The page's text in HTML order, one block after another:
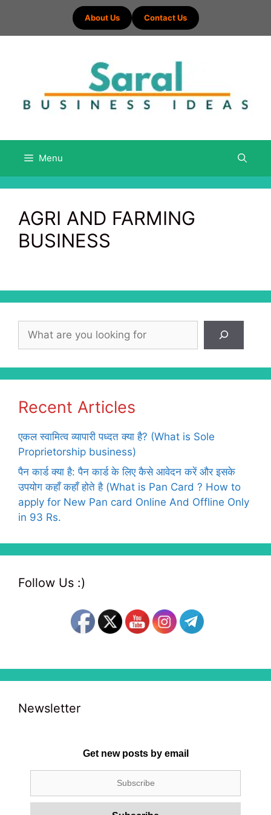
content
About Us Contact Us
Menu
AGRI AND FARMING
BUSINESS
Recent Articles
एकल स्वामित्व व्यापारी पध्दत क्या है? (What is Sole
Proprietorship business)
पैन कार्ड क्या है: पैन कार्ड के लिए कैसे आवेदन करें और इसके
उपयोग कहाँ कहाँ होते है (What is Pan Card ? How to
apply for New Pan card Online And Offline Only
in 93 Rs.
Follow Us :)
Newsletter
Get new posts by email